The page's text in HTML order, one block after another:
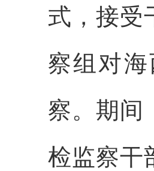
式，接受
察组对
察。期间
检监察干